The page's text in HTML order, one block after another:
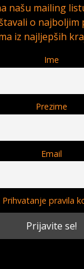
našu mailing
o najboljim
iz najljepših
Ime
Prezime
Email
Prihvatanje pravila